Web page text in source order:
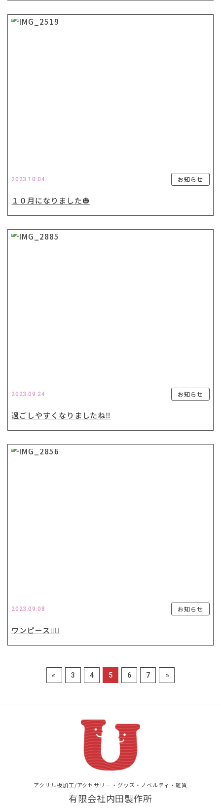
2023.10.04 お知らせ
１０月になりました🎃
2023.09.24 お知らせ
過ごしやすくなりましたね‼️
2023.09.08 お知らせ
ワンピース🏴‍☠️
« 3 4 5 6 7 »
アクリル板加工/アクセサリー・グッズ・ノベルティ・雑貨
有限会社内田製作所